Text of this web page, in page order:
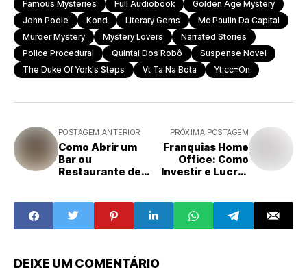
Famous Mysteries Full Audiobook
Golden Age Mystery
John Poole
Kond Literary Gems
Mc Paulin Da Capital
Murder Mystery
Mystery Lovers
Narrated Stories
Police Procedural
Quintal Dos Robô
Suspense Novel
The Duke Of York's Steps
Vt Ta Na Bota Yt:cc=on
POSTAGEM ANTERIOR
Como Abrir um
Bar ou
Restaurante de
Essenciais para
Empreender no
Setor
PRÓXIMA POSTAGEM
Franquias Home
Office: Como
Investir e Lucrar
DEIXE UM COMENTÁRIO